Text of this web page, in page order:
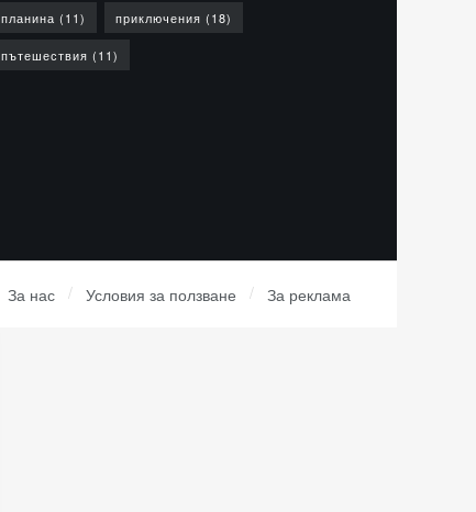
планина (11) приключения (18)
пътешествия (11)
За нас Условия за ползване За реклама